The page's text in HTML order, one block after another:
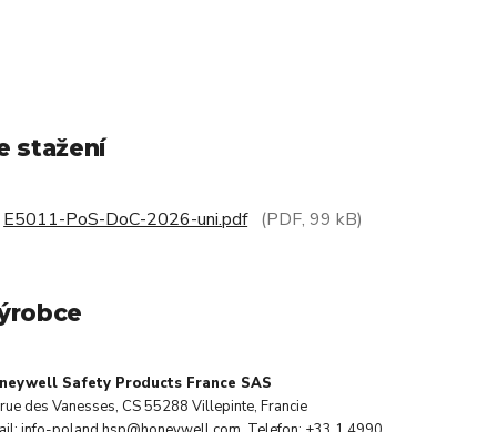
stažení
E5011-PoS-DoC-2026-uni.pdf (PDF, 99 kB)
Safety Products France SAS
des Vanesses, CS 55288 Villepinte, Francie